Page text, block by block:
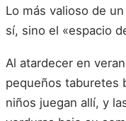
Lo más valioso de
sí, sino el «espacio
Al atardecer en
pequeños taburetes
niños juegan allí, y